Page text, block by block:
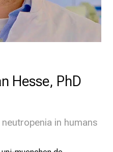
Hesse, PhD
in humans